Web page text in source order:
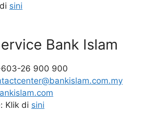
sini
Bank Islam
26 900 900
Klik di sini